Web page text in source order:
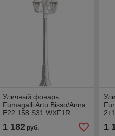
Уличный фонарь
Fumagalli Artu Bisso/Anna
E22.158.S31.WXF1R
1 182руб. 1